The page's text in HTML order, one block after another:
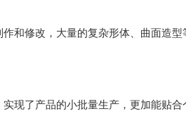
和修改，大量的复杂形体、曲面造
现了产品的小批量生产，更加能贴